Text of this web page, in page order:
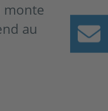
monte
au